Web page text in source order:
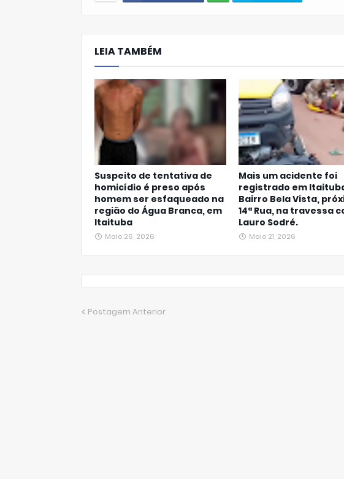
hats
LEIA TAMBÉM
Suspeito de tentativa de
homicídio é preso após
homem ser esfaqueado na
região do Água Branca, em
Itaituba
Maio 26, 2026
Mais um acidente foi
registrado em
Bairro Bela Vista,
14ª Rua, na travessa
Lauro Sodré.
Maio 21, 2026
Postagem Anterior